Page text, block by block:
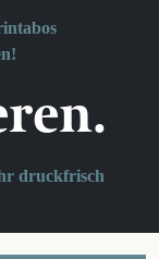
druckfrisch